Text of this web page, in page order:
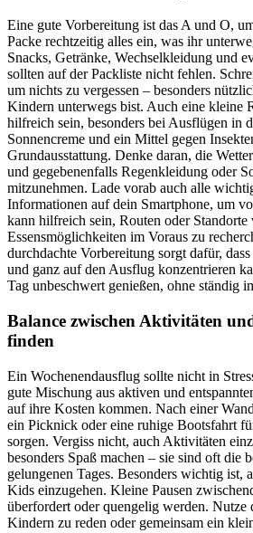
Eine gute Vorbereitung ist das A und O,
Packe rechtzeitig alles ein, was ihr
Snacks, Getränke, Wechselkleidung und
sollten auf der Packliste nicht fehlen.
um nichts zu vergessen – besonders
Kindern unterwegs bist. Auch eine kleine
hilfreich sein, besonders bei Ausflügen in
Sonnencreme und ein Mittel gegen
Grundausstattung. Denke daran, die
und gegebenenfalls Regenkleidung oder
mitzunehmen. Lade vorab auch alle
Informationen auf dein Smartphone, um
kann hilfreich sein, Routen oder Standorte
Essensmöglichkeiten im Voraus zu
durchdachte Vorbereitung sorgt dafür,
und ganz auf den Ausflug konzentrieren
Tag unbeschwert genießen, ohne ständig
Balance zwischen Aktivitäten
finden
Ein Wochenendausflug sollte nicht in
gute Mischung aus aktiven und
auf ihre Kosten kommen. Nach einer
ein Picknick oder eine ruhige Bootsfahrt
sorgen. Vergiss nicht, auch Aktivitäten
besonders Spaß machen – sie sind oft die
gelungenen Tages. Besonders wichtig ist,
Kids einzugehen. Kleine Pausen
überfordert oder quengelig werden. Nutze
Kindern zu reden oder gemeinsam ein